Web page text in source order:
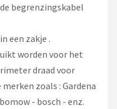
begrenzingskabel
een zakje .
worden voor het
draad voor
zoals : Gardena
- bosch - enz.